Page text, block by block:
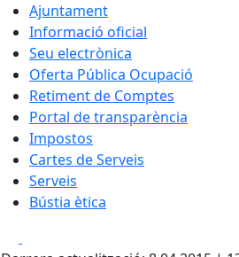
Ajuntament
Informació oficial
Seu electrònica
Oferta Pública Ocupació
Retiment de Comptes
Portal de transparència
Impostos
Cartes de Serveis
Serveis
Bústia ètica